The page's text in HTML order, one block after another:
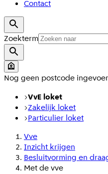
Contact
Zoekterm
Nog geen postcode
VvE loket
Zakelijk loket
Particulier loket
Vve
Inzicht krijgen
Besluitvorming en
Met de vve